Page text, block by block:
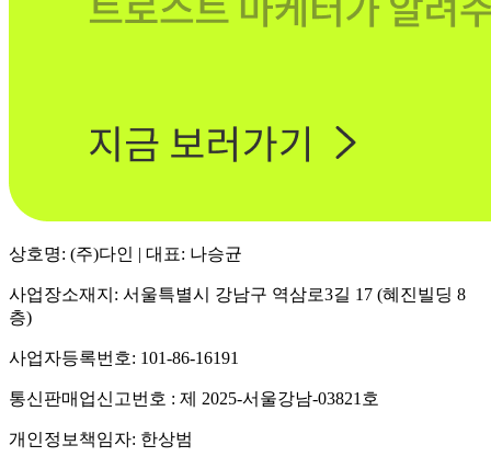
상호명: (주)다인 | 대표: 나승균
사업장소재지: 서울특별시 강남구 역삼로3길 17 (혜진빌딩 8
층)
사업자등록번호: 101-86-16191
통신판매업신고번호 : 제 2025-서울강남-03821호
개인정보책임자: 한상범